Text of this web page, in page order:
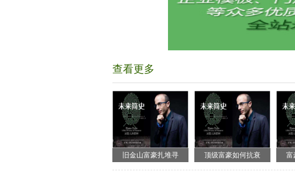
查看更多
旧金山富豪扎堆寻 顶级富豪如何抗衰 富